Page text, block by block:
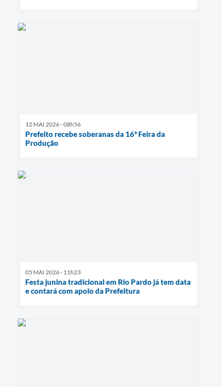
12 MAI 2026 - 08h56
Prefeito recebe soberanas da 16ª Feira da
Produção
05 MAI 2026 - 11h23
Festa junina tradicional em Rio Pardo já tem data
e contará com apoio da Prefeitura